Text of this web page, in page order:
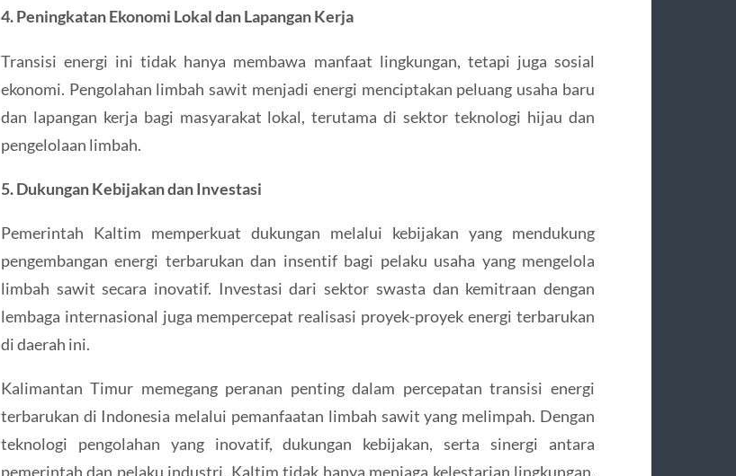
4. Peningkatan Ekonomi Lokal dan Lapangan Kerja
Transisi energi ini tidak hanya membawa manfaat lingkungan, tetapi juga sosial
ekonomi. Pengolahan limbah sawit menjadi energi menciptakan peluang usaha baru
dan lapangan kerja bagi masyarakat lokal, terutama di sektor teknologi hijau dan
pengelolaan limbah.
5. Dukungan Kebijakan dan Investasi
Pemerintah Kaltim memperkuat dukungan melalui kebijakan yang mendukung
pengembangan energi terbarukan dan insentif bagi pelaku usaha yang mengelola
limbah sawit secara inovatif. Investasi dari sektor swasta dan kemitraan dengan
lembaga internasional juga mempercepat realisasi proyek-proyek energi terbarukan
di daerah ini.
Kalimantan Timur memegang peranan penting dalam percepatan transisi energi
terbarukan di Indonesia melalui pemanfaatan limbah sawit yang melimpah. Dengan
teknologi pengolahan yang inovatif, dukungan kebijakan, serta sinergi antara
pemerintah dan pelaku industri, Kaltim tidak hanya menjaga kelestarian lingkungan,